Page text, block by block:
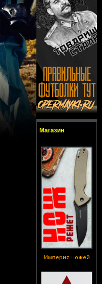
Магазин
Империя ножей